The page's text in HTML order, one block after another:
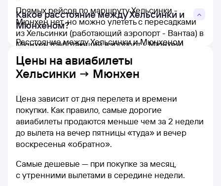
Прямых рейсов по маршруту Хельсинки -
Мюнхен нет, но можно улететь с пересадками
из Хельсинки (работающий аэропорт - Вантаа) в
Мюнхен (работающий аэропорт - Мюнхен).
Какое расстояние между Хельсинки и
Мюнхеном?
Расстояние между Хельсинки и Мюнхеном
Цены на авиабилеты
Хельсинки → Мюнхен
Цена зависит от дня перелета и времени
покупки. Как правило, самые дорогие
авиабилеты продаются меньше чем за 2 недели
до вылета на вечер пятницы «туда» и вечер
воскресенья «обратно».
Самые дешевые — при покупке за месяц,
с утренними вылетами в середине недели.